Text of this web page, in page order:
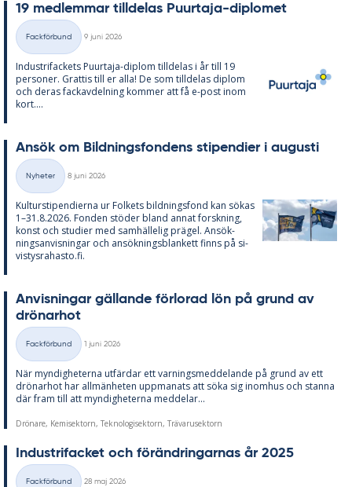
19 med­lem­mar till­de­las Pu­ur­ta­ja-di­plo­met
Kategorier
Fackförbund
9 juni 2026
In­du­stri­fac­kets Pu­ur­ta­ja-diplom till­de­las i år till 19
per­so­ner. Grat­tis till er alla! De som till­de­las diplom
och de­ras fackav­del­ning kom­mer att få e-post inom
kort....
An­sök om Bild­nings­fon­dens sti­pen­di­er i au­gusti
Kategorier
Nyheter
8 juni 2026
Kul­tursti­pen­di­er­na ur Fol­kets bild­nings­fond kan sö­kas
1–31.8.2026. Fon­den stö­der bland an­nat forsk­ning,
konst och stu­di­er med sam­häl­le­lig prä­gel. An­sök­
nings­an­vis­ning­ar och an­sök­nings­blan­kett fin­ns på si­
vis­tys­ra­has­to.fi.
An­vis­ning­ar gäl­lan­de för­lo­rad lön på grund av
drö­nar­hot
Kategorier
Fackförbund
1 juni 2026
När myn­dig­he­ter­na ut­fär­dar ett var­nings­med­de­lan­de på grund av ett
drö­nar­hot har all­män­he­ten upp­ma­na­ts att söka sig in­om­hus och stan­na
där fram till att myn­dig­he­ter­na med­de­lar...
Drönare, Kemisektorn, Teknologisektorn, Trävarusektorn
In­du­stri­fac­ket och för­änd­ring­ar­nas år 2025
Fackförbund
28 maj 2026